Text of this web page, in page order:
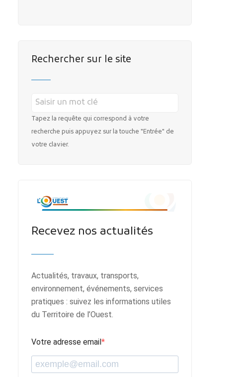
Rechercher sur le site
Tapez la requête qui correspond à votre
recherche puis appuyez sur la touche "Entrée" de
votre clavier.
Recevez nos actualités
Actualités, travaux, transports,
environnement, événements, services
pratiques : suivez les informations utiles
du Territoire de l’Ouest.
Votre adresse email